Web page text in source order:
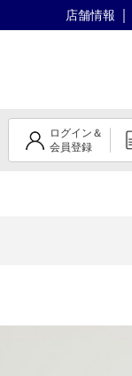
店舗情報
ログイン＆
会員登録